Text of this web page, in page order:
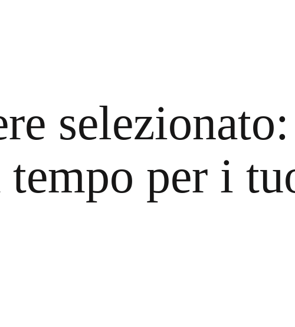
selezionato:
tempo per i